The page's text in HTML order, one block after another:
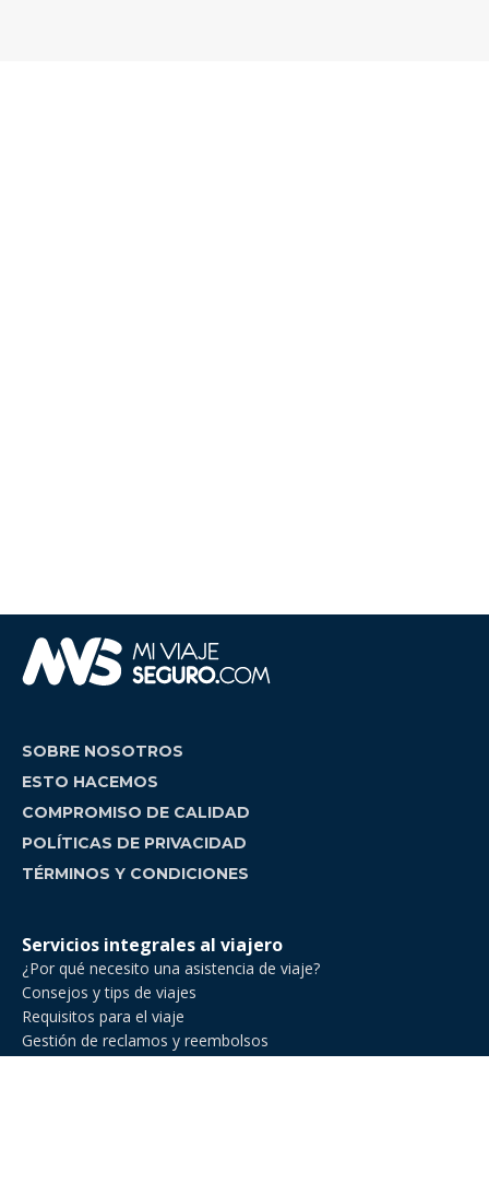
SOBRE NOSOTROS
ESTO HACEMOS
COMPROMISO DE CALIDAD
POLÍTICAS DE PRIVACIDAD
TÉRMINOS Y CONDICIONES
Servicios integrales al viajero
¿Por qué necesito una asistencia de viaje?
Consejos y tips de viajes
Requisitos para el viaje
Gestión de reclamos y reembolsos